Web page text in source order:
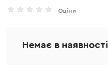
Оціни
Немає в наявності